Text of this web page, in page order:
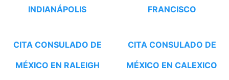
INDIANÁPOLIS
FRANCISCO
CITA CONSULADO DE
MÉXICO EN RALEIGH
CITA CONSULADO DE
MÉXICO EN CALEXICO